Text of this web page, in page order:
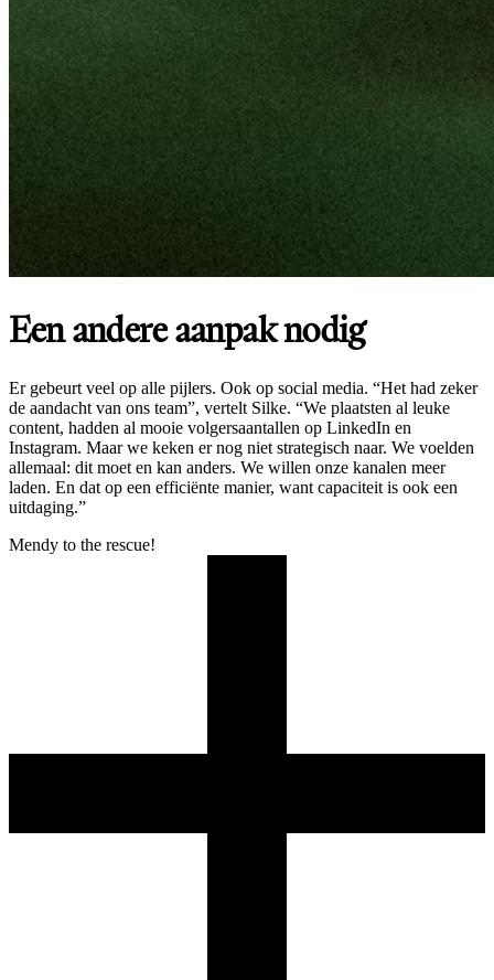
Een andere aanpak nodig
Er gebeurt veel op alle pijlers. Ook op social media. “Het had zeker
de aandacht van ons team”, vertelt Silke. “We plaatsten al leuke
content, hadden al mooie volgersaantallen op LinkedIn en
Instagram. Maar we keken er nog niet strategisch naar. We voelden
allemaal: dit moet en kan anders. We willen onze kanalen meer
laden. En dat op een efficiënte manier, want capaciteit is ook een
uitdaging.”
Mendy to the rescue!